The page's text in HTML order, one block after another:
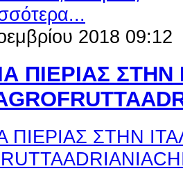
2018 09:12
ΠΙΕΡΙΑΣ